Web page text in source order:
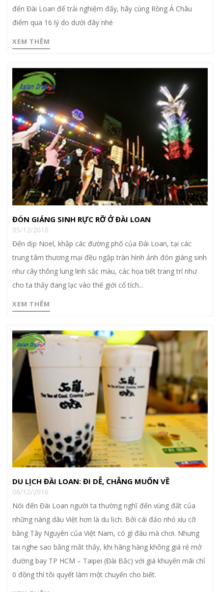
đến Đài Loan để trải nghiệm đấy, hãy cùng Rồng Á Châu
điểm qua 16 lý do dưới đây nhé
XEM THÊM
ĐÓN GIÁNG SINH RỰC RỠ Ở ĐÀI LOAN
05/12/2016
Đến dịp Noel, khắp các đường phố của Đài Loan, tại các
trung tâm thương mại đều ngập tràn hình ảnh đón giáng sinh
như cây thông lung linh sắc màu, các họa tiết trang trí như
cho ta thấy đang lạc vào thế giới cổ tích...
XEM THÊM
DU LỊCH ĐÀI LOAN: ĐI DỄ, CHẲNG MUỐN VỀ
06/12/2016
Nói đến Đài Loan người ta thường nghĩ đến vùng đất của
những nàng dâu Việt hơn là du lịch. Bởi cái đảo nhỏ xíu cỡ
bằng Tây Nguyên của Việt Nam, có gì đâu mà chơi. Nhưng
tai nghe sao bằng mắt thấy, khi hãng hàng không giá rẻ mở
đường bay TP HCM – Taipei (Đài Bắc) với giá khuyến mãi chỉ
0 đồng thì tôi quyết làm một chuyến cho biết.